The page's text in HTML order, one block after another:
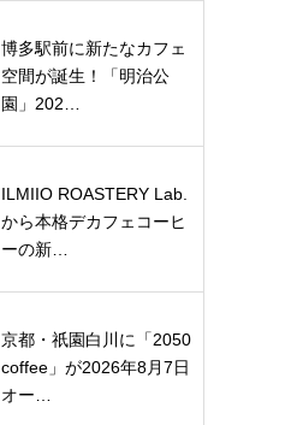
博多駅前に新たなカフェ
空間が誕生！「明治公
園」202…
ILMIIO ROASTERY Lab.
から本格デカフェコーヒ
ーの新…
京都・祇園白川に「2050
coffee」が2026年8月7日
オー…